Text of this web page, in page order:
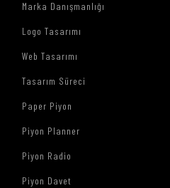
Marka Danışmanlığı
Logo Tasarımı
Web Tasarımı
Tasarım Süreci
Paper Piyon
Piyon Planner
Piyon Radio
Piyon Davet